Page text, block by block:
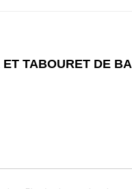
TABOURET DE